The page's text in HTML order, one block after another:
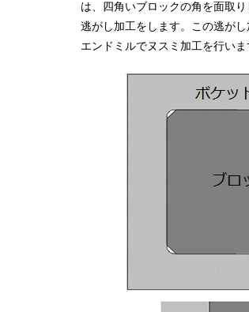
は、四角いブロックの角を面取
逃がし加工をします。この逃が
エンドミルでヌスミ加工を行いま